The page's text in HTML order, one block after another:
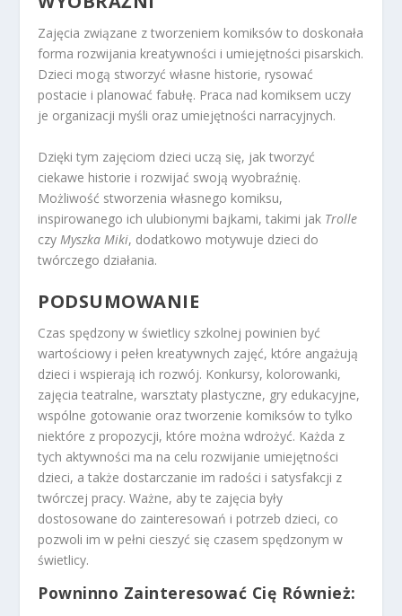
Zajęcia związane z tworzeniem komiksów to doskonała
forma rozwijania kreatywności i umiejętności pisarskich.
Dzieci mogą stworzyć własne historie, rysować
postacie i planować fabułę. Praca nad komiksem uczy
je organizacji myśli oraz umiejętności narracyjnych.
Dzięki tym zajęciom dzieci uczą się, jak tworzyć
ciekawe historie i rozwijać swoją wyobraźnię.
Możliwość stworzenia własnego komiksu,
inspirowanego ich ulubionymi bajkami, takimi jak Trolle
czy Myszka Miki, dodatkowo motywuje dzieci do
twórczego działania.
PODSUMOWANIE
Czas spędzony w świetlicy szkolnej powinien być
wartościowy i pełen kreatywnych zajęć, które angażują
dzieci i wspierają ich rozwój. Konkursy, kolorowanki,
zajęcia teatralne, warsztaty plastyczne, gry edukacyjne,
wspólne gotowanie oraz tworzenie komiksów to tylko
niektóre z propozycji, które można wdrożyć. Każda z
tych aktywności ma na celu rozwijanie umiejętności
dzieci, a także dostarczanie im radości i satysfakcji z
twórczej pracy. Ważne, aby te zajęcia były
dostosowane do zainteresowań i potrzeb dzieci, co
pozwoli im w pełni cieszyć się czasem spędzonym w
świetlicy.
Powninno Zainteresować Cię Również: